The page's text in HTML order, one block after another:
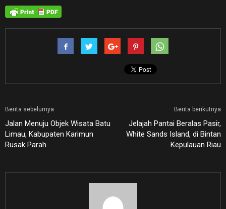
Berita sebelumya
Jalan Menuju Objek Wisata Batu
Limau, Kabupaten Karimun
Rusak Parah
Berita berikutnya
Jelajah Pantai Beralas Pasir,
White Sands Island, di Bintan
Kepulauan Riau